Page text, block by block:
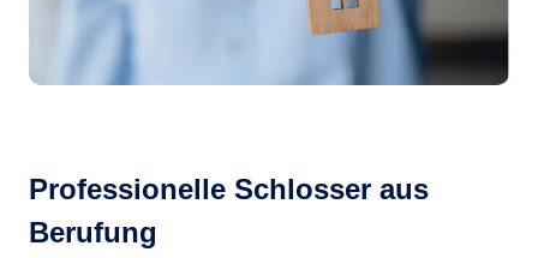
Professionelle Schlosser aus
Berufung